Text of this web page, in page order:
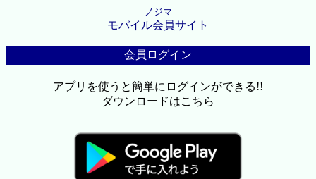
ノジマ
モバイル会員サイト
会員ログイン
アプリを使うと簡単にログインができる!!
ダウンロードはこちら